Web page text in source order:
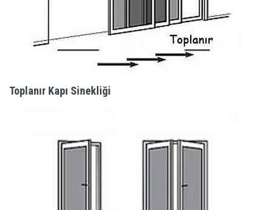
Toplanır Kapı Sinekliği